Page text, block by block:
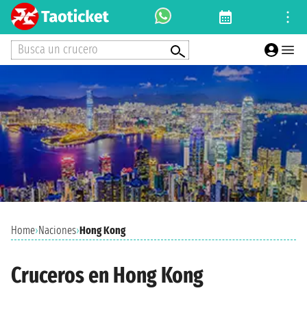
Busca un crucero
Home›Naciones›Hong Kong
Cruceros en Hong Kong